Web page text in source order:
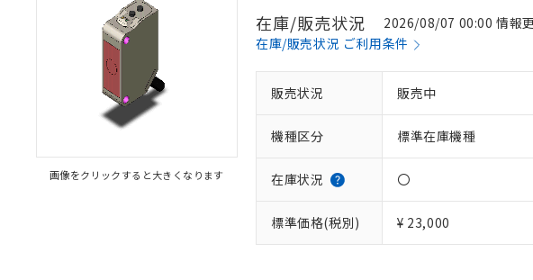
画像をクリックすると大きくなります
在庫/販売状況
2026/08/07 00:00 情報
在庫/販売状況 ご利用条件
販売状況 販売中
機種区分 標準在庫機種
在庫状況 〇
標準価格(税別) ¥ 23,000